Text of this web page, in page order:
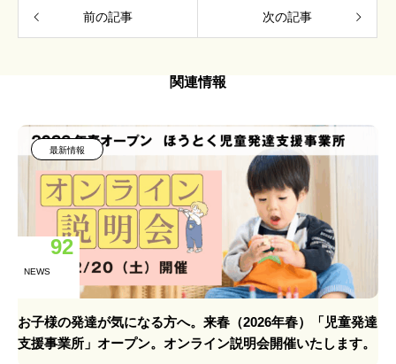
前の記事 次の記事
関連情報
最新情報
NEWS
92
お子様の発達が気になる方へ。来春（2026年春）「児童発達
支援事業所」オープン。オンライン説明会開催いたします。